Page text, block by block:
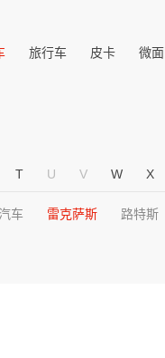
旅行车 皮卡 微面
T U V W X
车 雷克萨斯 路特斯